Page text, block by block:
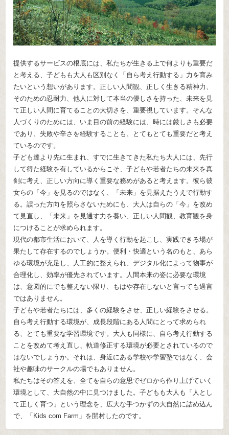
提供するサービスの根底には、私たちが生きる上で何よりも重要だ
と考える、子どもも大人も区別なく「自ら考え行動する」力を育み
たいという想いがあります。正しい人間観、正しく生きる精神力、
そのための忍耐力、他人に対して本当の優しさを持った、未来を見
て正しい人間に育てることの大切さを、重要視しています。そんな
人づくりのためには、いま目の前の経験には、時には厳しさも必要
であり、失敗や辛さを経験することも、とてもとても重要だと考え
ているのです。
子ども達より先に生まれ、すでに生きてきた私たち大人には、先行
して得た経験を有しているからこそ、子どもや若者たちの未来を真
剣に考え、正しい方向に導く重要な務めがあると考えます。彼ら彼
女らの「今」を見るのではなく、「未来」を見据えたうえで行動す
る。誤った方向を照らさないためにも、大人は自らの「今」を改め
て見直し、「未来」を見通す力を養い、正しい人間観、教育観を身
につけることが求められます。
現代の都市生活において、人を導く行動を起こし、実践できる場が
果たして存在するのでしょうか。便利・快適という名のもと、あら
ゆる環境が充足し、人工的に整えられ、デジタル化によって物事が
合理化し、効率が優先されています。人間本来の姿に必要な環境
は、意図的にでも整えない限り、もはや存在しないと言っても過言
ではありません。
子どもや若者たちには、多くの経験をさせ、正しい経験をさせる。
自ら考え行動する環境が、成長段階にある人間にとって求められ
る、とても重要な学習環境です。大人も同様に、自ら考え行動する
ことを改めて考え直し、軌道修正する環境が必要とされているので
はないでしょうか。それは、身近にある学校や学習塾ではなく、会
社や趣味のサークルの場でもありません。
私たちはその答えを、全てを自らの意思でゼロから作り上げていく
環境として、大自然の中に見つけました。子どもも大人も「人とし
て正しく育つ」という理念を、広大な手つかずの大自然に詰め込ん
で、「Kids com Farm」を開村したのです。